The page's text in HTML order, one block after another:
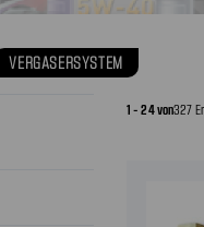
VERGASERSYSTEM
1 - 24 von327